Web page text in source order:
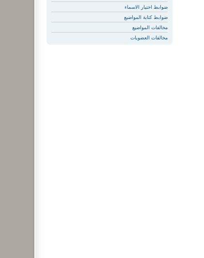
ضوابط اختيار الاسماء
ضوابط كتابة المواضيع
مخالفات المواضيع
مخالفات العضويات